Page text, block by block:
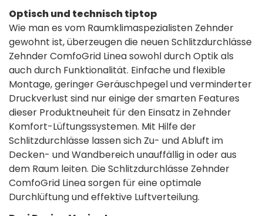
Optisch und technisch tiptop
Wie man es vom Raumklimaspezialisten Zehnder
gewohnt ist, überzeugen die neuen Schlitzdurchlässe
Zehnder ComfoGrid Linea sowohl durch Optik als
auch durch Funktionalität. Einfache und flexible
Montage, geringer Geräuschpegel und verminderter
Druckverlust sind nur einige der smarten Features
dieser Produktneuheit für den Einsatz in Zehnder
Komfort-Lüftungssystemen. Mit Hilfe der
Schlitzdurchlässe lassen sich Zu- und Abluft im
Decken- und Wandbereich unauffällig in oder aus
dem Raum leiten. Die Schlitzdurchlässe Zehnder
ComfoGrid Linea sorgen für eine optimale
Durchlüftung und effektive Luftverteilung.